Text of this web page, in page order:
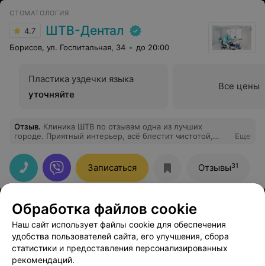
СТОМАТОЛОГИЯ
4.7 ШТВ-Дентал
Борисов, ул. Госпитальная, 34 до 20:00
Пластика уздечки языка
уточняйте
Все цены
Отзыв. Клиника ШТВ по отзывам одна из лучших
городе. Приятный интерьер, всё блестит чистотой,
Валентины Викторовны . Очень корректный и
тактичный и вежливый врач. Идеально подобрала
пломбы , благодаря этому даже не видно, что пломба
есть, на вид просто здоровёхонькие зубки. Указала на
меня вопросы. Я с удовольствием записалась на
следующий приём.
Еще
Записаться Отзывы31
Обработка файлов cookie
Наш сайт использует файлы cookie для обеспечения
удобства пользователей сайта, его улучшения, сбора
статистики и предоставления персонализированных
рекомендаций.